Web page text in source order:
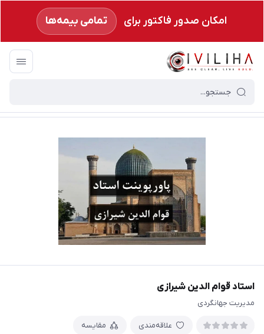
امکان صدور فاکتور برای تمامی بیمه‌ها
استاد قوام الدین شیرازی
مدیریت جهانگردی
علاقه‌مندی مقایسه